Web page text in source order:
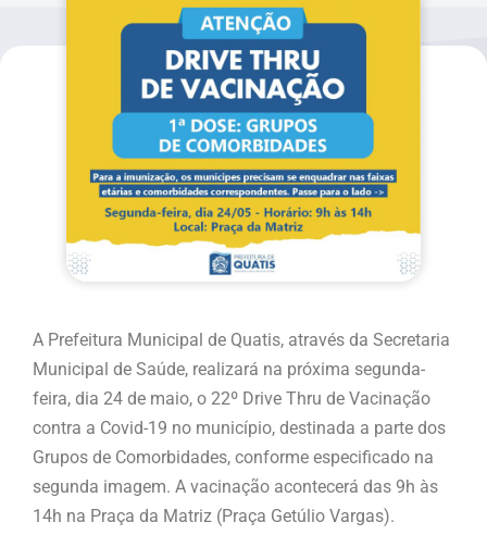
A Prefeitura Municipal de Quatis, através da Secretaria
Municipal de Saúde, realizará na próxima segunda-
feira, dia 24 de maio, o 22º Drive Thru de Vacinação
contra a Covid-19 no município, destinada a parte dos
Grupos de Comorbidades, conforme especificado na
segunda imagem. A vacinação acontecerá das 9h às
14h na Praça da Matriz (Praça Getúlio Vargas).